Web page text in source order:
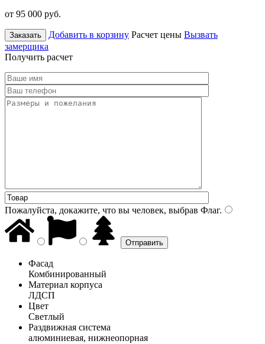
от 95 000 руб.
Заказать Добавить в корзину Расчет цены Вызвать
замерщика
Получить расчет
Пожалуйста, докажите, что вы человек, выбрав Флаг.
Фасад
Комбинированный
Материал корпуса
ЛДСП
Цвет
Светлый
Раздвижная система
алюминиевая, нижнеопорная